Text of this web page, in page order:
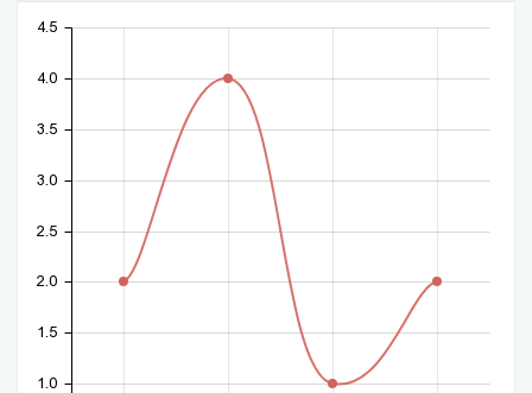
1.0
1.5
2.0
2.5
3.0
3.5
4.0
4.5